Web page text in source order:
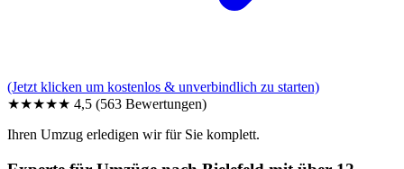
(Jetzt klicken um kostenlos & unverbindlich zu starten)
★★★★★ 4,5 (563 Bewertungen)
Ihren Umzug erledigen wir für Sie komplett.